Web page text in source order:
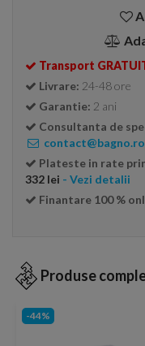
Transport
Livrare: 24-48 ore
Garantie: 2 ani
Consultanta de
contact@bagno.ro
Plateste in rate
332 lei - Vezi detalii
Finantare 100 %
Produse
-44%